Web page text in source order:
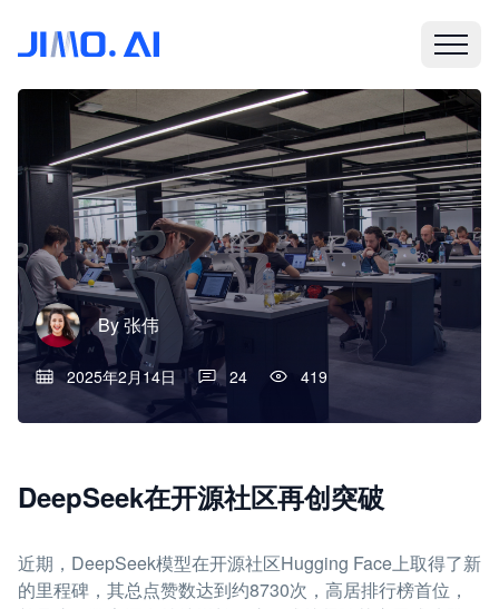
By张伟
2025年2月14日 24 419
DeepSeek在开源社区再创突破
近期，DeepSeek模型在开源社区Hugging Face上取得了新
的里程碑，其总点赞数达到约8730次，高居排行榜首位，